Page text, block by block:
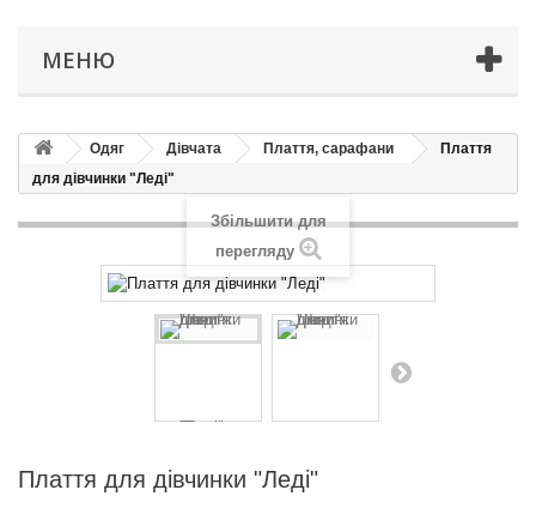
МЕНЮ
Одяг Дівчата Плаття, сарафани
Плаття
для дівчинки "Леді"
Збільшити для
перегляду
Плаття для дівчинки "Леді"